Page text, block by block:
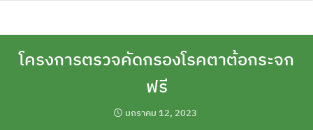
โครงการตรวจคัดกรองโรคตาต้อกระจก
ฟรี
มกราคม 12, 2023